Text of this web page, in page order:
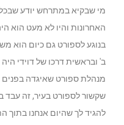
מי שבקיא במתרחש יודע
האחרונות והיו לא מעט הוא
בנוגע לספורט גם כיום הוא
ב' ובראשית דרכו של דוידי
מנהלת ספורט שאיגדה בפנים
שקשור לספורט בעיר, זה עבד
להגיד לך שהיום אנחנו בתוך